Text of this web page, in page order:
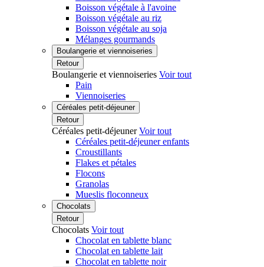
Boisson végétale à l'avoine
Boisson végétale au riz
Boisson végétale au soja
Mélanges gourmands
Boulangerie et viennoiseries
Retour
Boulangerie et viennoiseries Voir tout
Pain
Viennoiseries
Céréales petit-déjeuner
Retour
Céréales petit-déjeunerVoir tout
Céréales petit-déjeuner enfants
Croustillants
Flakes et pétales
Flocons
Granolas
Mueslis floconneux
Chocolats
Retour
Chocolats Voir tout
Chocolat en tablette blanc
Chocolat en tablette lait
Chocolat en tablette noir